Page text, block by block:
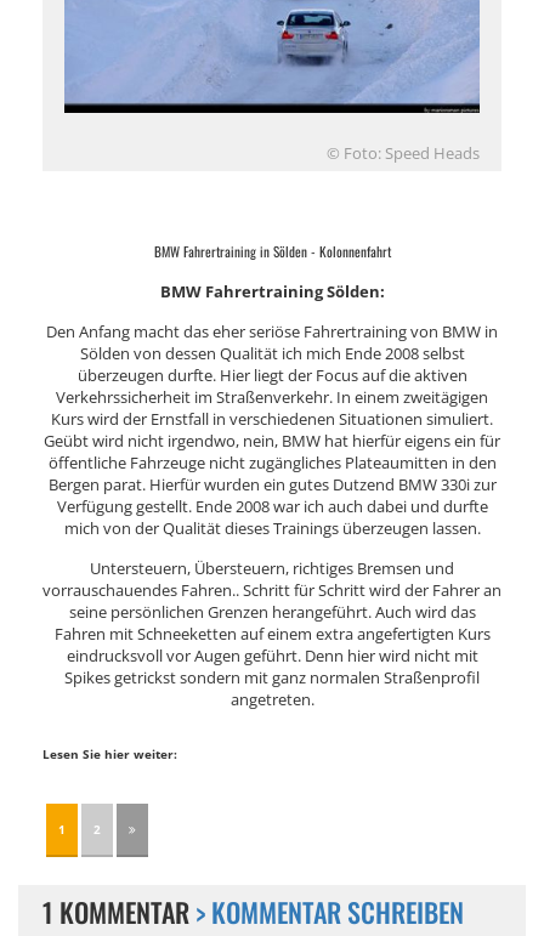
© Foto: Speed Heads
BMW Fahrertraining in Sölden - Kolonnenfahrt
BMW Fahrertraining Sölden:
Den Anfang macht das eher seriöse Fahrertraining von BMW in
Sölden von dessen Qualität ich mich Ende 2008 selbst
überzeugen durfte. Hier liegt der Focus auf die aktiven
Verkehrssicherheit im Straßenverkehr. In einem zweitägigen
Kurs wird der Ernstfall in verschiedenen Situationen simuliert.
Geübt wird nicht irgendwo, nein, BMW hat hierfür eigens ein für
öffentliche Fahrzeuge nicht zugängliches Plateaumitten in den
Bergen parat. Hierfür wurden ein gutes Dutzend BMW 330i zur
Verfügung gestellt. Ende 2008 war ich auch dabei und durfte
mich von der Qualität dieses Trainings überzeugen lassen.
Untersteuern, Übersteuern, richtiges Bremsen und
vorrauschauendes Fahren.. Schritt für Schritt wird der Fahrer an
seine persönlichen Grenzen herangeführt. Auch wird das
Fahren mit Schneeketten auf einem extra angefertigten Kurs
eindrucksvoll vor Augen geführt. Denn hier wird nicht mit
Spikes getrickst sondern mit ganz normalen Straßenprofil
angetreten.
Lesen Sie hier weiter:
1 2
1 KOMMENTAR> KOMMENTAR SCHREIBEN